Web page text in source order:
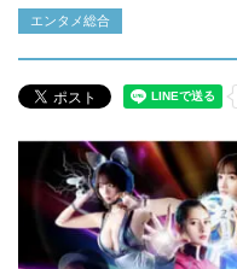
エンタメ総合